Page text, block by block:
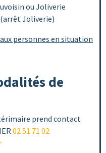
ou Joliverie
(arrêt Joliverie)
personnes en situation
de
prend contact
02 51 71 02